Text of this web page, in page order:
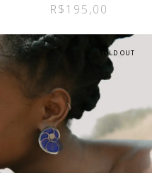
R$195,00
SOLD OUT